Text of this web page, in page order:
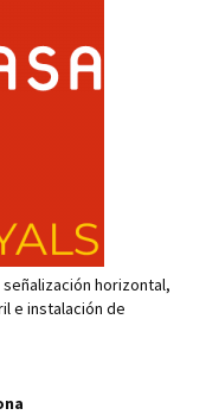
horizontal,
e instalación de